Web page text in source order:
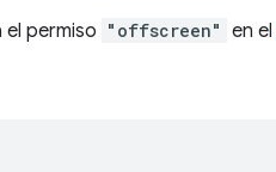
el permiso "offscreen" en el